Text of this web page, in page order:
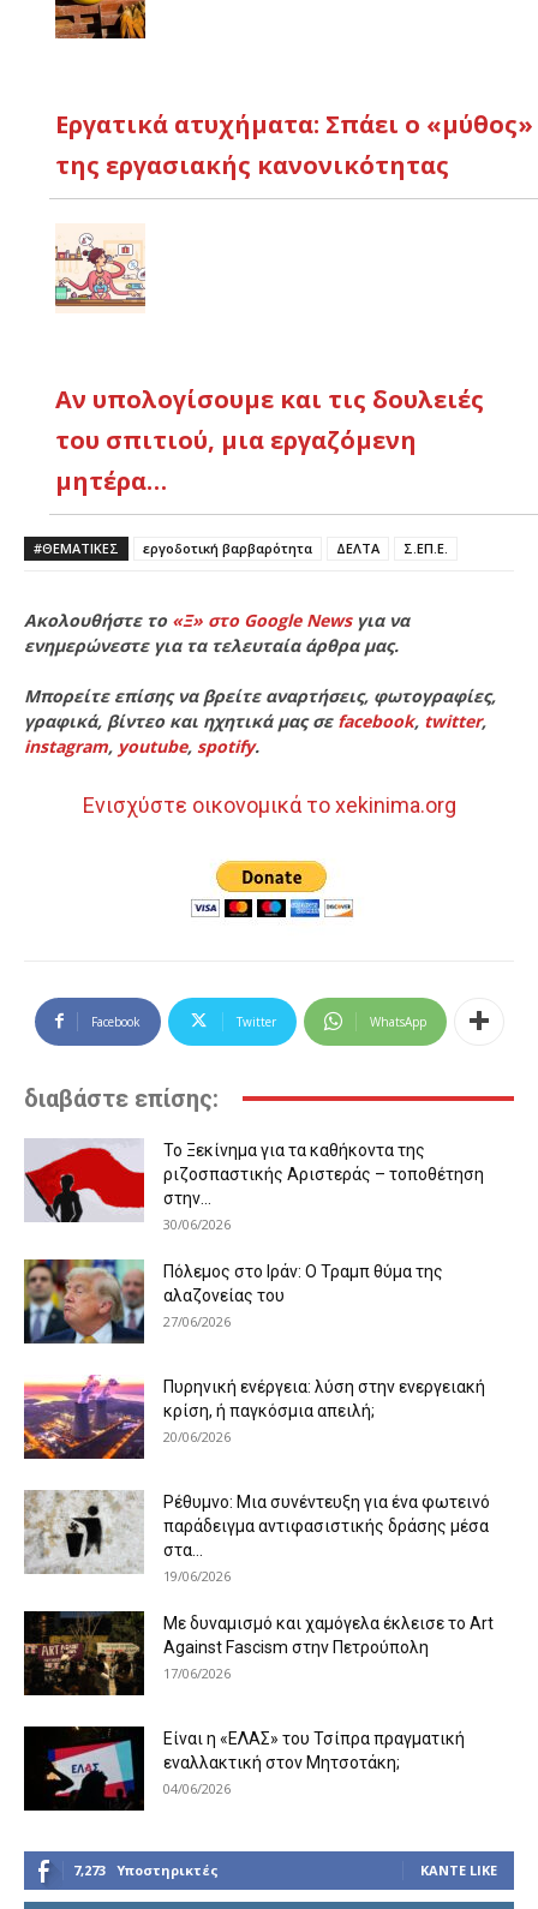
Εργατικά ατυχήματα: Σπάει ο «μύθος»
της εργασιακής κανονικότητας
Αν υπολογίσουμε και τις δουλειές
του σπιτιού, μια εργαζόμενη
μητέρα…
#ΘΕΜΑΤΙΚΈΣ εργοδοτική βαρβαρότητα ΔΕΛΤΑ Σ.ΕΠ.Ε.
Ακολουθήστε το «Ξ» στο Google Newsγια να
ενημερώνεστε για τα τελευταία άρθρα μας.
Μπορείτε επίσης να βρείτε αναρτήσεις, φωτογραφίες,
γραφικά, βίντεο και ηχητικά μας σε facebook, twitter,
instagram, youtube, spotify.
Ενισχύστε οικονομικά το xekinima.org
Facebook Twitter WhatsApp
διαβάστε επίσης:
Το Ξεκίνημα για τα καθήκοντα της
ριζοσπαστικής Αριστεράς – τοποθέτηση
στην...
30/06/2026
Πόλεμος στο Ιράν: Ο Τραμπ θύμα της
αλαζονείας του
27/06/2026
Πυρηνική ενέργεια: λύση στην ενεργειακή
κρίση, ή παγκόσμια απειλή;
20/06/2026
Ρέθυμνο: Μια συνέντευξη για ένα φωτεινό
παράδειγμα αντιφασιστικής δράσης μέσα
στα...
19/06/2026
Με δυναμισμό και χαμόγελα έκλεισε το Art
Against Fascism στην Πετρούπολη
17/06/2026
Είναι η «ΕΛΑΣ» του Τσίπρα πραγματική
εναλλακτική στον Μητσοτάκη;
04/06/2026
7,273 Υποστηρικτές ΚΆΝΤΕ LIKE